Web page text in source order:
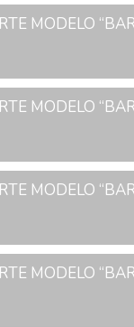
MODELO
MODELO
MODELO
MODELO